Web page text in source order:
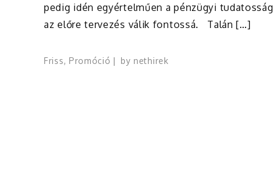
pedig idén egyértelműen a pénzügyi
az előre tervezés válik fontossá. Talán […]
Friss, Promóció by nethirek